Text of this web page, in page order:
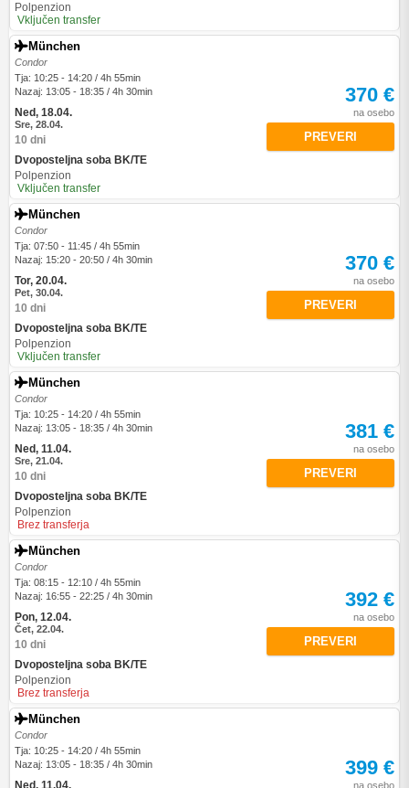
Polpenzion
Vključen transfer
München
Condor
Tja: 10:25 - 14:20 / 4h 55min
Nazaj: 13:05 - 18:35 / 4h 30min
Ned, 18.04.
Sre, 28.04.
10 dni
Dvoposteljna soba BK/TE
Polpenzion
Vključen transfer
370 €
na osebo
PREVERI
München
Condor
Tja: 07:50 - 11:45 / 4h 55min
Nazaj: 15:20 - 20:50 / 4h 30min
Tor, 20.04.
Pet, 30.04.
10 dni
Dvoposteljna soba BK/TE
Polpenzion
Vključen transfer
370 €
na osebo
PREVERI
München
Condor
Tja: 10:25 - 14:20 / 4h 55min
Nazaj: 13:05 - 18:35 / 4h 30min
Ned, 11.04.
Sre, 21.04.
10 dni
Dvoposteljna soba BK/TE
Polpenzion
Brez transferja
381 €
na osebo
PREVERI
München
Condor
Tja: 08:15 - 12:10 / 4h 55min
Nazaj: 16:55 - 22:25 / 4h 30min
Pon, 12.04.
Čet, 22.04.
10 dni
Dvoposteljna soba BK/TE
Polpenzion
Brez transferja
392 €
na osebo
PREVERI
München
Condor
Tja: 10:25 - 14:20 / 4h 55min
Nazaj: 13:05 - 18:35 / 4h 30min
Ned, 11.04.
399 €
na osebo